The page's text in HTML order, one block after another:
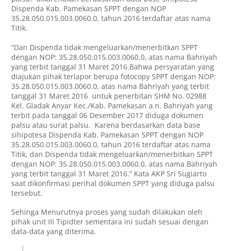
Dispenda Kab. Pamekasan SPPT dengan NOP
35.28.050.015.003.0060.0, tahun 2016 terdaftar atas nama
Titik.
“Dan Dispenda tidak mengeluarkan/menerbitkan SPPT
dengan NOP: 35.28.050.015.003.0060.0, atas nama Bahriyah
yang terbit tanggal 31 Maret 2016.Bahwa persyaratan yang
diajukan pihak terlapor berupa fotocopy SPPT dengan NOP:
35.28.050.015.003.0060.0, atas nama Bahriyah yang terbit
tanggal 31 Maret 2016 untuk penerbitan SHM No. 02988
Kel. Gladak Anyar Kec./Kab. Pamekasan a.n. Bahriyah yang
terbit pada tanggal 06 Desember 2017 diduga dokumen
palsu atau surat palsu. Karena berdasarkan data base
sihipotesa Dispenda Kab. Pamekasan SPPT dengan NOP
35.28.050.015.003.0060.0, tahun 2016 terdaftar atas nama
Titik, dan Dispenda tidak mengeluarkan/menerbitkan SPPT
dengan NOP: 35.28.050.015.003.0060.0, atas nama Bahriyah
yang terbit tanggal 31 Maret 2016.” Kata AKP Sri Sugiarto
saat dikonfirmasi perihal dokumen SPPT yang diduga palsu
tersebut.
Sehinga Menurutnya proses yang sudah dilakukan oleh
pihak unit III Tipidter sementara ini sudah sesuai dengan
data-data yang diterima.